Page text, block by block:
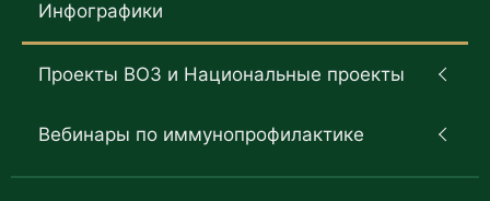
Инфографики
Проекты ВОЗ и Национальные проекты
Вебинары по иммунопрофилактике